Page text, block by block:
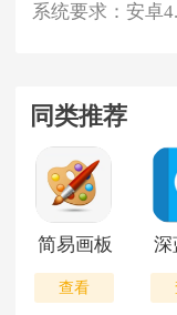
系统要求：安卓
同类推荐
简易画板
查看
深